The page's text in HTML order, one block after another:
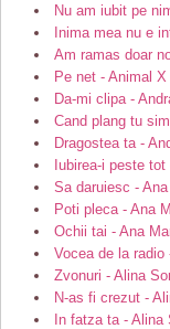
Nu am iubit pe
Inima mea nu e
Am ramas doar
Pe net - Animal X
Da-mi clipa -
Cand plang tu
Dragostea ta -
Iubirea-i peste tot
Sa daruiesc -
Poti pleca - Ana
Ochii tai - Ana
Vocea de la radio
Zvonuri - Alina
N-as fi crezut -
In fatza ta - Alina